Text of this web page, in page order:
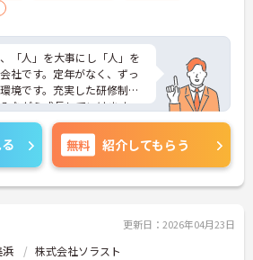
「人」を大事にし「人」を
社です。定年がなく、ずっ
境です。充実した研修制度
ながら成長していけます。
気軽にお問い合わせくださ
無料 紹介してもらう
更新日：2026年04月23日
浜 株式会社ソラスト